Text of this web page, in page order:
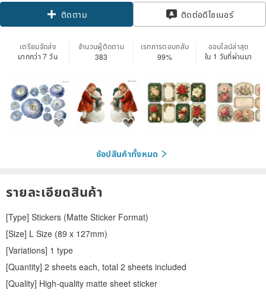
ติดตาม ติดต่อดีไซเนอร์
เตรียมจัดส่ง
มากกว่า 7 วัน
จำนวนผู้ติดตาม
383
เรทการตอบกลับ
99%
ออนไลน์ล่าสุด
ใน 1 วันที่ผ่านมา
ช้อปสินค้าทั้งหมด
รายละเอียดสินค้า
[Type] Stickers (Matte Sticker Format)
[Size] L Size (89 x 127mm)
[Variations] 1 type
[Quantity] 2 sheets each, total 2 sheets included
[Quality] High-quality matte sheet sticker